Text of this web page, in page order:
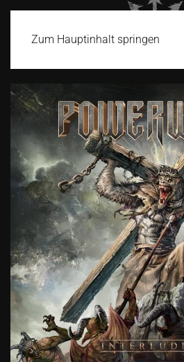
Zum Hauptinhalt springen